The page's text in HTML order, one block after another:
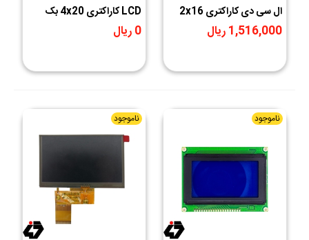
ال سی دی کاراکتری 2x16
پس زمینه سبز
1,516,000 ریال
LCD کاراکتری 4x20 بک
لایت آبی
0 ریال
ناموجود ناموجود